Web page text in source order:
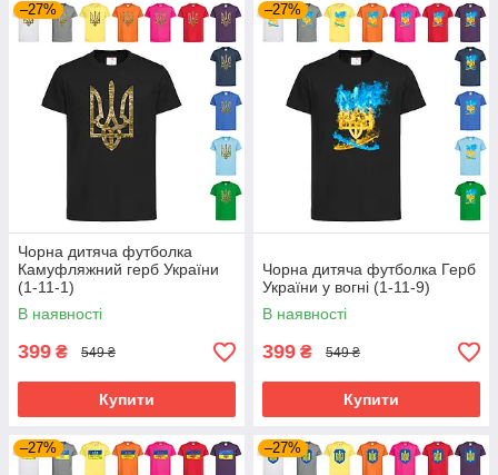
–27%
Чорна дитяча футболка
Камуфляжний герб України
(1-11-1)
В наявності
399 ₴ 549 ₴
Купити
–27%
Чорна дитяча футболка Герб
України у вогні (1-11-9)
В наявності
399 ₴ 549 ₴
Купити
–27% –27%